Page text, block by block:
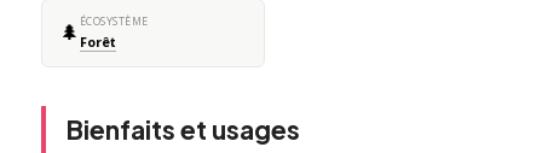
🌲 ÉCOSYSTÈME
Forêt
Bienfaits et usages